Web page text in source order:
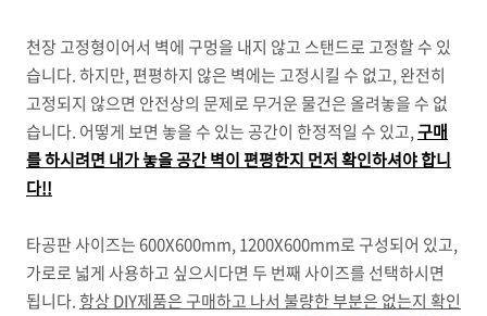
천장 고정형이어서 벽에 구멍을 내지 않고 스탠드로 고정할 수 있
습니다. 하지만, 편평하지 않은 벽에는 고정시킬 수 없고, 완전히
고정되지 않으면 안전상의 문제로 무거운 물건은 올려놓을 수 없
습니다. 어떻게 보면 놓을 수 있는 공간이 한정적일 수 있고,구매
를 하시려면 내가 놓을 공간 벽이 편평한지 먼저 확인하셔야 합니
다!!
타공판 사이즈는 600X600mm, 1200X600mm로 구성되어 있고,
가로로 넓게 사용하고 싶으시다면 두 번째 사이즈를 선택하시면
됩니다.항상 DIY제품은 구매하고 나서 불량한 부분은 없는지 확인